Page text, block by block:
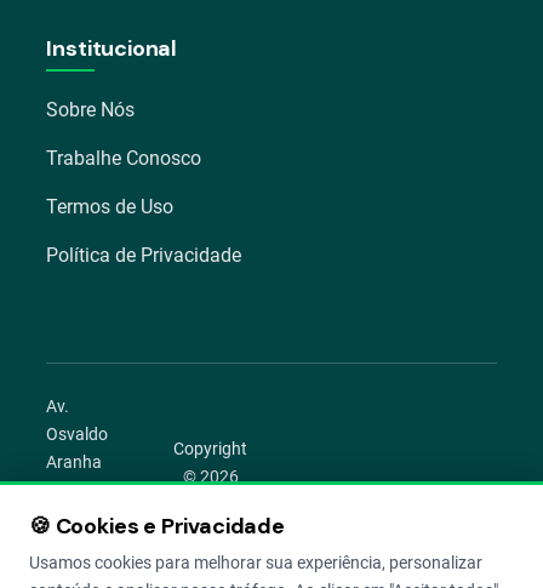
Institucional
Sobre Nós
Trabalhe Conosco
Termos de Uso
Política de Privacidade
Av.
Osvaldo
Aranha
1022 –
Bom
Porto
Copyright
© 2026
Todos os
direitos
🍪 Cookies e Privacidade
Usamos cookies para melhorar sua experiência, personalizar